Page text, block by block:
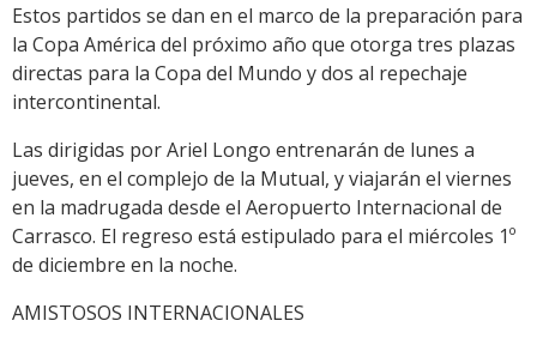
Estos partidos se dan en el marco de la preparación para
la Copa América del próximo año que otorga tres plazas
directas para la Copa del Mundo y dos al repechaje
intercontinental.
Las dirigidas por Ariel Longo entrenarán de lunes a
jueves, en el complejo de la Mutual, y viajarán el viernes
en la madrugada desde el Aeropuerto Internacional de
Carrasco. El regreso está estipulado para el miércoles 1º
de diciembre en la noche.
AMISTOSOS INTERNACIONALES